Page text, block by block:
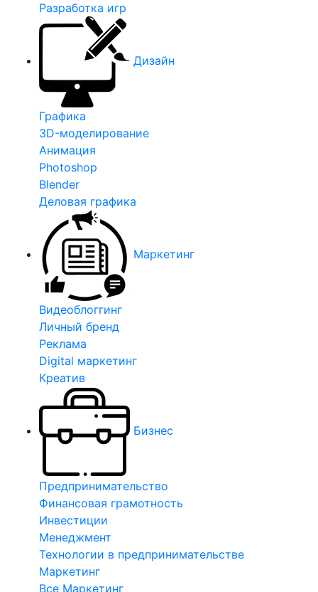
Разработка игр
Дизайн
Графика
3D-моделирование
Анимация
Photoshop
Blender
Деловая графика
Маркетинг
Видеоблоггинг
Личный бренд
Реклама
Digital маркетинг
Креатив
Бизнес
Предпринимательство
Финансовая грамотность
Инвестиции
Менеджмент
Технологии в предпринимательстве
Маркетинг
Все Маркетинг